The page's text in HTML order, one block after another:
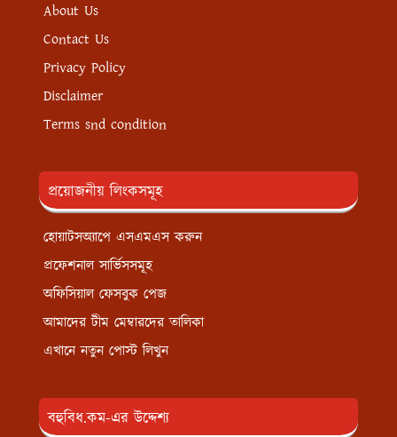
About Us
Contact Us
Privacy Policy
Disclaimer
Terms snd condition
প্রয়োজনীয় লিংকসমূহ
হোয়াটসঅ্যাপে এসএমএস করুন
প্রফেশনাল সার্ভিসসমূহ
অফিসিয়াল ফেসবুক পেজ
আমাদের টীম মেম্বারদের তালিকা
এখানে নতুন পোস্ট লিখুন
বহুবিধ.কম-এর উদ্দেশ্য